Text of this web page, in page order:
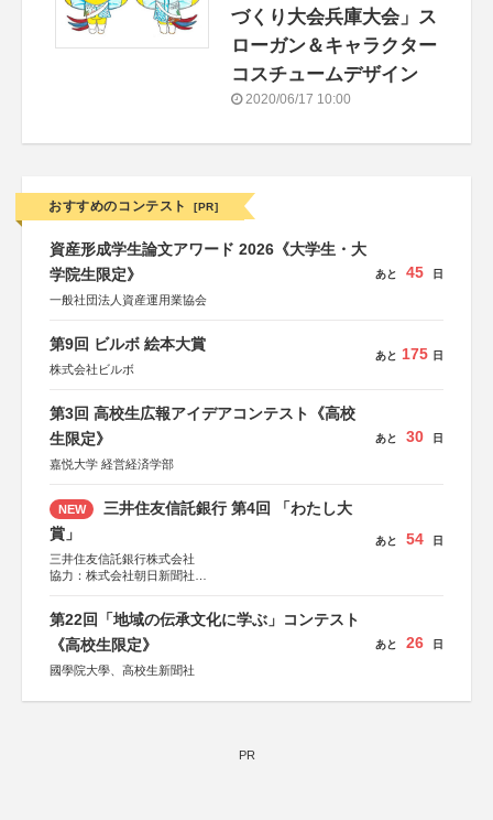
づくり大会兵庫大会」ス
ローガン＆キャラクター
コスチュームデザイン
2020/06/17 10:00
おすすめのコンテスト [PR]
資産形成学生論文アワード 2026《大学生・大
学院生限定》
一般社団法人資産運用業協会
あと 45 日
第9回 ビルボ 絵本大賞
株式会社ビルボ
あと 175 日
第3回 高校生広報アイデアコンテスト《高校
生限定》
嘉悦大学 経営経済学部
あと 30 日
NEW
三井住友信託銀行 第4回 「わたし大
賞」
三井住友信託銀行株式会社
協力：株式会社朝日新聞社
あと 54 日
第22回「地域の伝承文化に学ぶ」コンテスト
《高校生限定》
國學院大學、高校生新聞社
あと 26 日
PR